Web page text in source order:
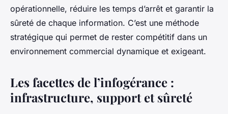
opérationnelle, réduire les temps d’arrêt et garantir la
sûreté de chaque information. C’est une méthode
stratégique qui permet de rester compétitif dans un
environnement commercial dynamique et exigeant.
Les facettes de l’infogérance :
infrastructure, support et sûreté